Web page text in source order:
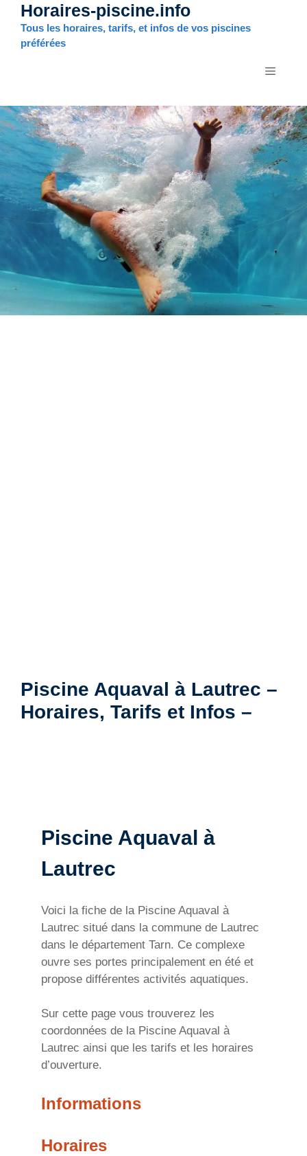
Aller
contenu
Horaires-piscine.info
Tous les horaires, tarifs, et infos de vos piscines
préférées
MENU
Piscine Aquaval à Lautrec –
Horaires, Tarifs et Infos –
Piscine Aquaval à
Lautrec
Voici la fiche de la Piscine Aquaval à
Lautrec situé dans la commune de Lautrec
dans le département Tarn. Ce complexe
ouvre ses portes principalement en été et
propose différentes activités aquatiques.
Sur cette page vous trouverez les
coordonnées de la Piscine Aquaval à
Lautrec ainsi que les tarifs et les horaires
d’ouverture.
Informations
Horaires